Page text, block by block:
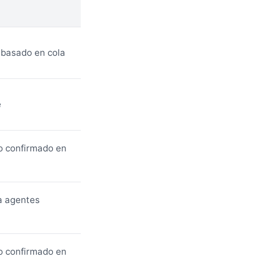
en cola
confirmado en
agentes
confirmado en